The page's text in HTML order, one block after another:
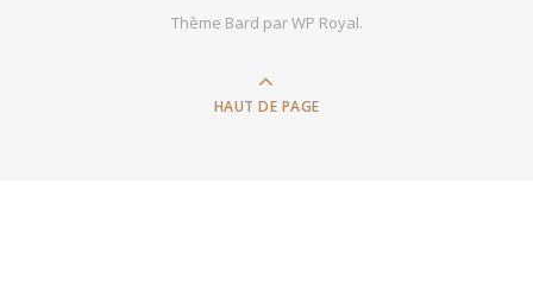
Thème Bard parWP Royal.
HAUT DE PAGE